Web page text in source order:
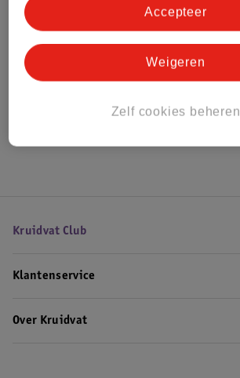
Bekijk ook
Kruidvat Club
Klantenservice
Over Kruidvat
Zelf cookies beheren
Weigeren
Accepteer